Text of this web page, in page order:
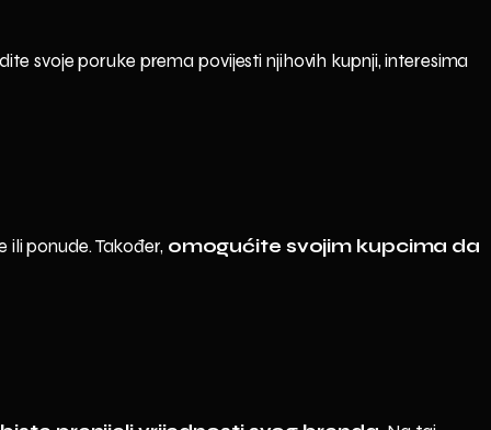
svoje poruke prema povijesti njihovih kupnji, interesima
ponude. Također, omogućite svojim kupcima da